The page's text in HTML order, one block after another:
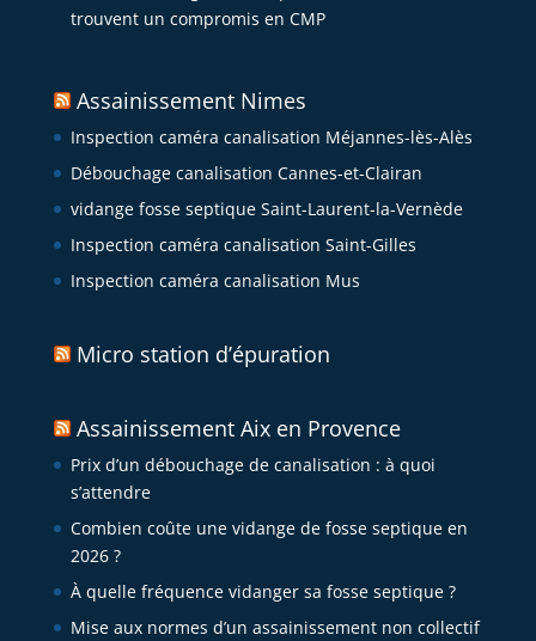
trouvent un compromis en CMP
Assainissement Nimes
Inspection caméra canalisation Méjannes-lès-Alès
Débouchage canalisation Cannes-et-Clairan
vidange fosse septique Saint-Laurent-la-Vernède
Inspection caméra canalisation Saint-Gilles
Inspection caméra canalisation Mus
Micro station d’épuration
Assainissement Aix en Provence
Prix d’un débouchage de canalisation : à quoi
s’attendre
Combien coûte une vidange de fosse septique en
2026 ?
À quelle fréquence vidanger sa fosse septique ?
Mise aux normes d’un assainissement non collectif